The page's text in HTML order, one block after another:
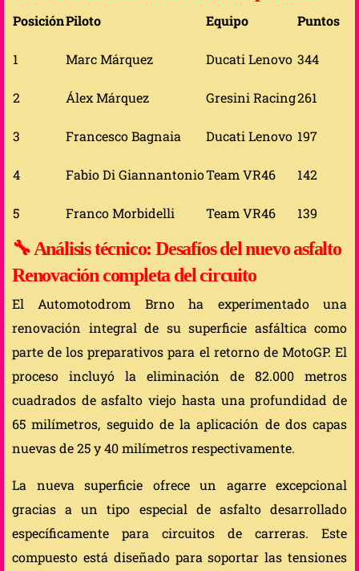
PosiciónPiloto Equipo Puntos
1 Marc Márquez Ducati Lenovo 344
2 Álex Márquez Gresini Racing261
3 Francesco Bagnaia Ducati Lenovo 197
4 Fabio Di GiannantonioTeam VR46 142
5 Franco Morbidelli Team VR46 139
🔧 Análisis técnico: Desafíos del nuevo asfalto
Renovación completa del circuito
El Automotodrom Brno ha experimentado una
renovación integral de su superficie asfáltica como
parte de los preparativos para el retorno de MotoGP. El
proceso incluyó la eliminación de 82.000 metros
cuadrados de asfalto viejo hasta una profundidad de
65 milímetros, seguido de la aplicación de dos capas
nuevas de 25 y 40 milímetros respectivamente.
La nueva superficie ofrece un agarre excepcional
gracias a un tipo especial de asfalto desarrollado
específicamente para circuitos de carreras. Este
compuesto está diseñado para soportar las tensiones